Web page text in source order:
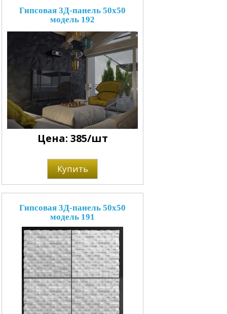
Гипсовая 3Д-панель 50x50
модель 192
Цена: 385/шт
Купить
Гипсовая 3Д-панель 50x50
модель 191